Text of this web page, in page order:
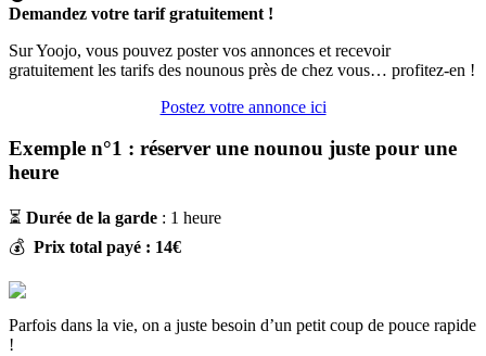
Demandez votre tarif gratuitement !
Sur Yoojo, vous pouvez poster vos annonces et recevoir
gratuitement les tarifs des nounous près de chez vous… profitez-en !
Postez votre annonce ici
Exemple n°1 : réserver une nounou juste pour une
heure
⏳ Durée de la garde : 1 heure
💰 Prix total payé : 14€
Parfois dans la vie, on a juste besoin d’un petit coup de pouce rapide
!